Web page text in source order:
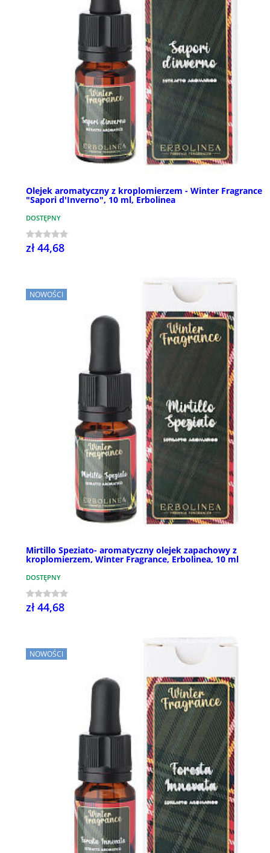
Olejek aromatyczny z kroplomierzem - Winter Fragrance
"Sapori d'Inverno", 10 ml, Erbolinea
DOSTĘPNY
zł 44,68
NOWOŚCI
Mirtillo Speziato- aromatyczny olejek zapachowy z
kroplomierzem, Winter Fragrance, Erbolinea, 10 ml
DOSTĘPNY
zł 44,68
NOWOŚCI